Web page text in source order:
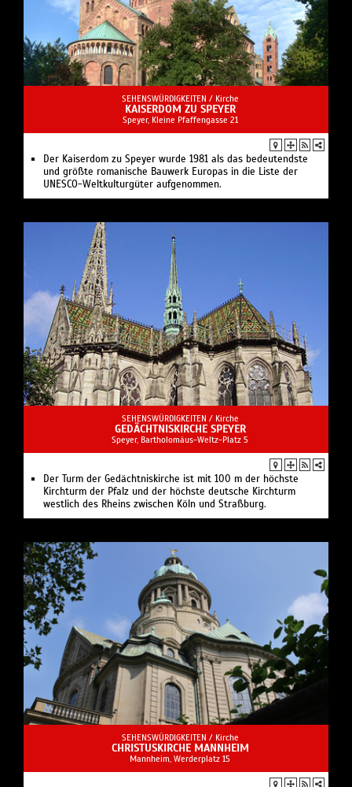
SEHENSWÜRDIGKEITEN / Kirche
KAISERDOM ZU SPEYER
Speyer, Kleine Pfaffengasse 21
Der Kaiserdom zu Speyer wurde 1981 als das bedeutendste
und größte romanische Bauwerk Europas in die Liste der
UNESCO-Weltkulturgüter aufgenommen.
SEHENSWÜRDIGKEITEN / Kirche
GEDÄCHTNISKIRCHE SPEYER
Speyer, Bartholomäus-Weltz-Platz 5
Der Turm der Gedächtniskirche ist mit 100 m der höchste
Kirchturm der Pfalz und der höchste deutsche Kirchturm
westlich des Rheins zwischen Köln und Straßburg.
SEHENSWÜRDIGKEITEN / Kirche
CHRISTUSKIRCHE MANNHEIM
Mannheim, Werderplatz 15